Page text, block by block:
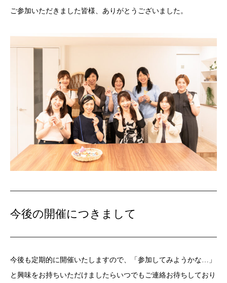
ご参加いただきました皆様、ありがとうございました。
今後の開催につきまして
今後も定期的に開催いたしますので、「参加してみようかな…」
と興味をお持ちいただけましたらいつでもご連絡お待ちしており